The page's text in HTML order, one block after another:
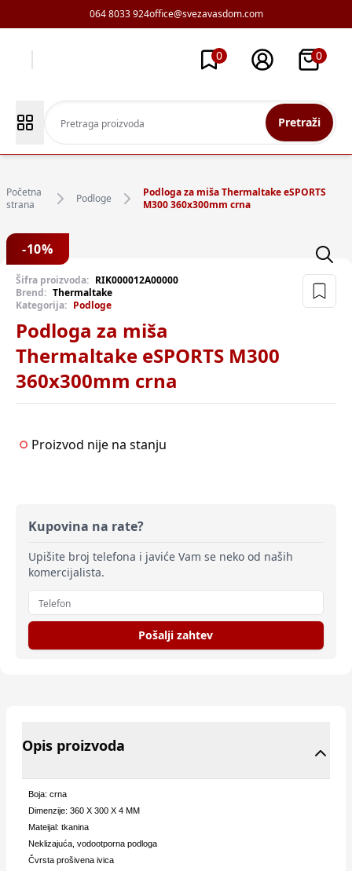
064 8033 924office@svezavasdom.com
0 0
Pretraži
Početna
strana
Podloge
Podloga za miša Thermaltake eSPORTS
M300 360x300mm crna
-10%
Šifra proizvoda: RIK000012A00000
Brend: Thermaltake
Kategorija: Podloge
Podloga za miša
Thermaltake eSPORTS M300
360x300mm crna
Proizvod nije na stanju
Kupovina na rate?
Upišite broj telefona i javiće Vam se neko od naših
komercijalista.
Pošalji zahtev
Opis proizvoda
Boja: crna
Dimenzije: 360 X 300 X 4 MM
Mateijal: tkanina
Neklizajuća, vodootporna podloga
Čvrsta prošivena ivica